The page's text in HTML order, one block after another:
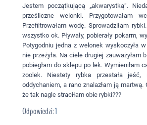
Jestem początkującą „akwarystką”.
prześliczne welonki. Przygotowałam
Przefiltrowałam wodę. Sprowadziłam
wszystko ok. Pływały, pobierały pokarm,
Potygodniu jedna z welonek wyskoczyła
nie przeżyła. Na ciele drugiej zauważyłam
pobiegłam do sklepu po lek. Wymieniłam
zoolek. Niestety rybka przestała jeść,
oddychaniem, a rano znalazłam ją martwą.
że tak nagle straciłam obie rybki???
Odpowiedzi:1